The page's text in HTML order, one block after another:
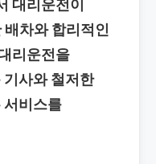
대리운전이
차와 합리적인
리운전을
기사와 철저한
서비스를